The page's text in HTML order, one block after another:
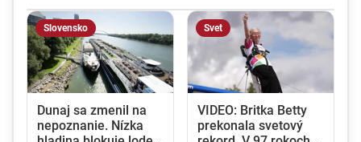
Slovensko
Dunaj sa zmenil na
nepoznanie. Nízka
Svet
VIDEO: Britka Betty
prekonala svetový